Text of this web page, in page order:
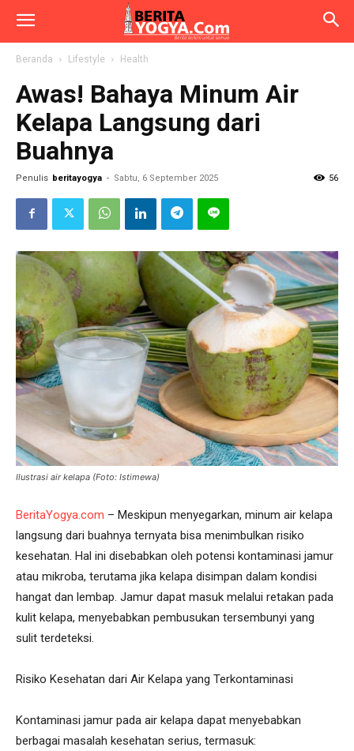
Beranda Lifestyle Health
Awas! Bahaya Minum Air
Kelapa Langsung dari
Buahnya
Penulis beritayogya - Sabtu, 6 September 2025 56
Ilustrasi air kelapa (Foto: Istimewa)
BeritaYogya.com – Meskipun menyegarkan, minum air kelapa
langsung dari buahnya ternyata bisa menimbulkan risiko
kesehatan. Hal ini disebabkan oleh potensi kontaminasi jamur
atau mikroba, terutama jika kelapa disimpan dalam kondisi
hangat dan lembap. Jamur dapat masuk melalui retakan pada
kulit kelapa, menyebabkan pembusukan tersembunyi yang
sulit terdeteksi.
Risiko Kesehatan dari Air Kelapa yang Terkontaminasi
Kontaminasi jamur pada air kelapa dapat menyebabkan
berbagai masalah kesehatan serius, termasuk: